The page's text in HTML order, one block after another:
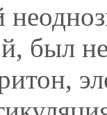
был